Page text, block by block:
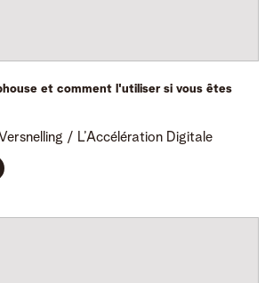
et comment l'utiliser si vous êtes
/ L’Accélération Digitale